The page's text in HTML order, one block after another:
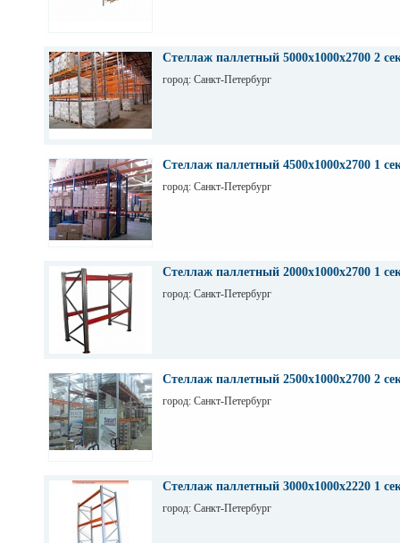
Стеллаж паллетный 5000х1000х2700 2
город: Санкт-Петербург
Стеллаж паллетный 4500х1000х2700 1
город: Санкт-Петербург
Стеллаж паллетный 2000х1000х2700 1
город: Санкт-Петербург
Стеллаж паллетный 2500х1000х2700 2
город: Санкт-Петербург
Стеллаж паллетный 3000х1000х2220 1
город: Санкт-Петербург